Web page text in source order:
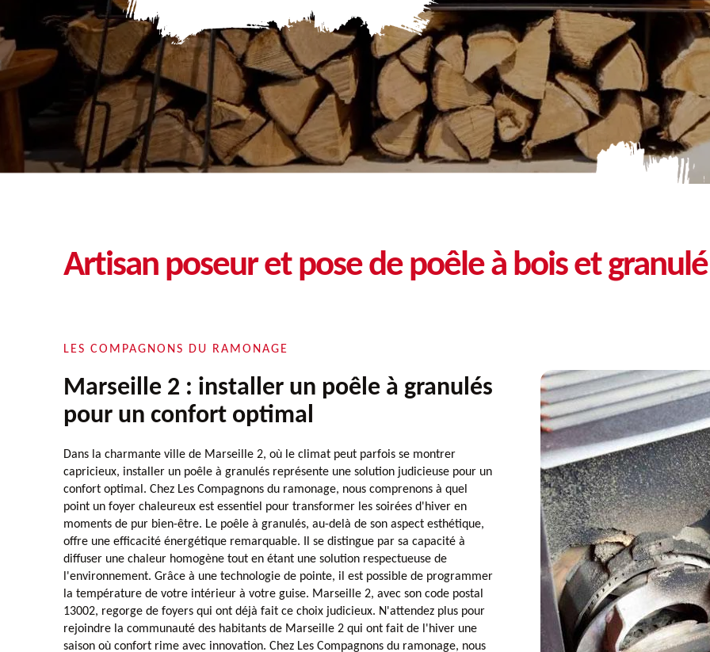
Artisan poseur et pose de poêle à bois et
LES COMPAGNONS DU RAMONAGE
Marseille 2 : installer un poêle à granulés
pour un confort optimal
Dans la charmante ville de Marseille 2, où le climat peut parfois se montrer
capricieux, installer un poêle à granulés représente une solution judicieuse pour un
confort optimal. Chez Les Compagnons du ramonage, nous comprenons à quel
point un foyer chaleureux est essentiel pour transformer les soirées d'hiver en
moments de pur bien-être. Le poêle à granulés, au-delà de son aspect esthétique,
offre une efficacité énergétique remarquable. Il se distingue par sa capacité à
diffuser une chaleur homogène tout en étant une solution respectueuse de
l'environnement. Grâce à une technologie de pointe, il est possible de programmer
la température de votre intérieur à votre guise. Marseille 2, avec son code postal
13002, regorge de foyers qui ont déjà fait ce choix judicieux. N'attendez plus pour
rejoindre la communauté des habitants de Marseille 2 qui ont fait de l'hiver une
saison où confort rime avec innovation. Chez Les Compagnons du ramonage, nous